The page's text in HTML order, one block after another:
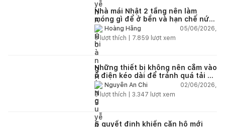
Nhà mái Nhật 2 tầng nên làm
móng gì để ở bền và hạn chế nứt
lún?Hoàng Hằng
05/06/2026,
5lượt thích | 7.859 lượt xem
Những thiết bị không nên cắm vào
ổ điện kéo dài để tránh quá tải và
chập cháy trong nhà
Nguyễn An Chi
02/06/2026,
9lượt thích | 3.347 lượt xem
5 quyết định khiến căn hộ mới